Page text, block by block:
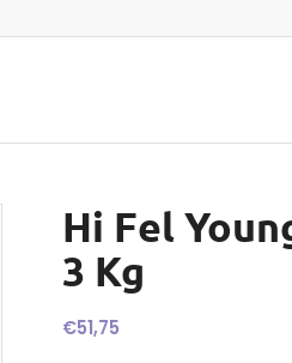
Hi Fel
3 Kg
€51,75